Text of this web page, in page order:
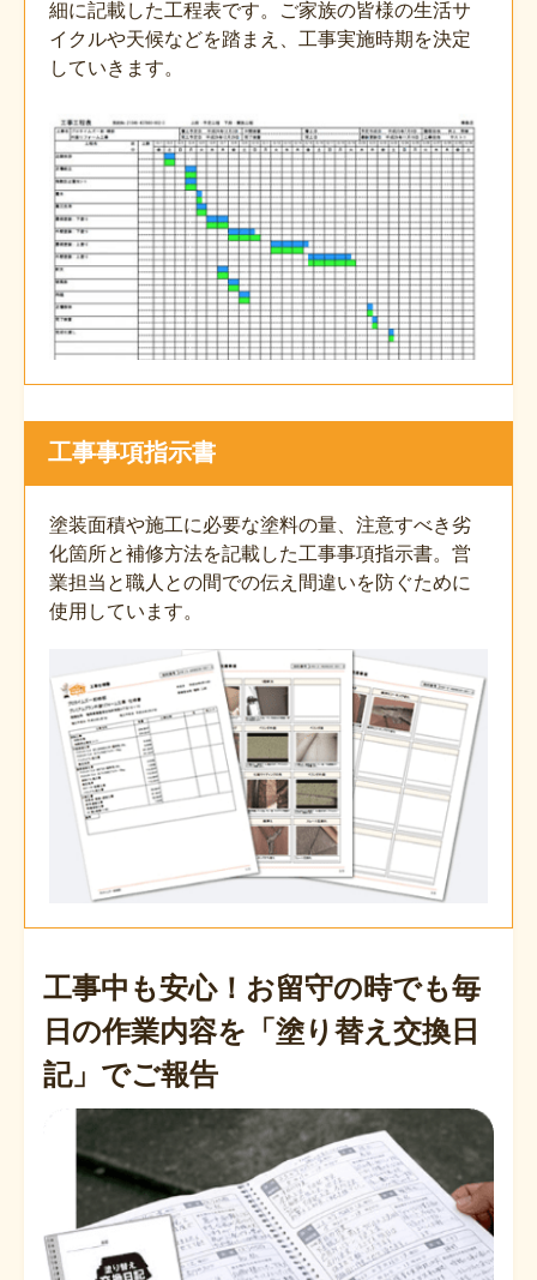
細に記載した工程表です。ご家族の皆様の生活サ
イクルや天候などを踏まえ、工事実施時期を決定
していきます。
工事事項指示書
塗装面積や施工に必要な塗料の量、注意すべき劣
化箇所と補修方法を記載した工事事項指示書。営
業担当と職人との間での伝え間違いを防ぐために
使用しています。
工事中も安心！お留守の時でも毎
日の作業内容を「塗り替え交換日
記」でご報告